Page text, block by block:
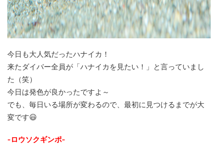
今日も大人気だったハナイカ！
来たダイバー全員が「ハナイカを見たい！」と言っていまし
た（笑）
今日は発色が良かったですよ～
でも、毎日いる場所が変わるので、最初に見つけるまでが大
変です😃
-ロウソクギンポ-